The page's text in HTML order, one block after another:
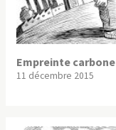
Empreinte carbone
11 décembre 2015